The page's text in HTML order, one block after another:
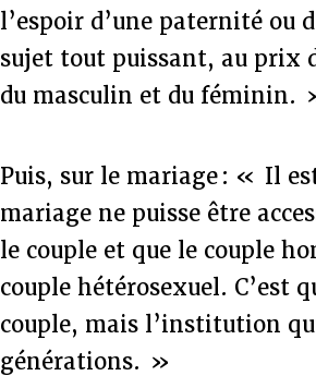
l’espoir d’une paternité ou
sujet tout puissant, au prix
du masculin et du féminin.
Puis, sur le mariage : « Il
mariage ne puisse être
le couple et que le couple
couple hétérosexuel. C’est
couple, mais l’institution
générations. »